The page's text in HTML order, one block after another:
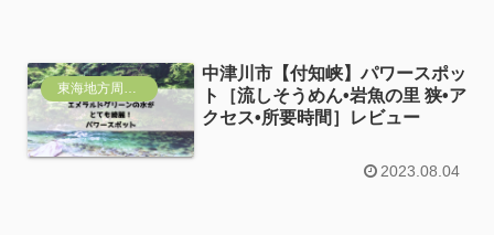
東海地方周辺おすすめ
中津川市【付知峡】パワースポッ
ト［流しそうめん•岩魚の里 狭•ア
クセス•所要時間］レビュー
2023.08.04